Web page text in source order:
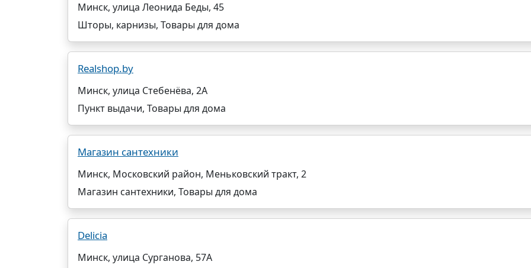
Минск, улица Леонида Беды, 45
Шторы, карнизы, Товары для дома
Realshop.by
Минск, улица Стебенёва, 2А
Пункт выдачи, Товары для дома
Магазин сантехники
Минск, Московский район, Меньковский тракт, 2
Магазин сантехники, Товары для дома
Delicia
Минск, улица Сурганова, 57А